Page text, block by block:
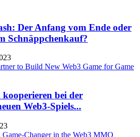
Der Anfang vom Ende oder
Schnäppchenkauf?
bei der
Web3-Spiels...